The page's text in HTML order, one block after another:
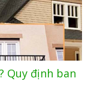
Quy định ban